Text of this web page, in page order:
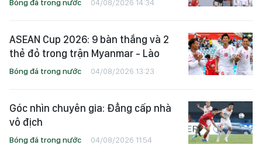
Bóng đá trong nước 04/08/2026 14:34
ASEAN Cup 2026: 9 bàn thắng và 2
thẻ đỏ trong trận Myanmar - Lào
Bóng đá trong nước 04/08/2026 13:23
Góc nhìn chuyên gia: Đẳng cấp nhà
vô địch
Bóng đá trong nước 04/08/2026 11:54